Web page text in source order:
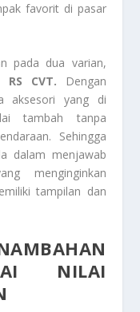
favorit di pasar
pada dua varian,
RS CVT. Dengan
aksesori yang di
tambah tanpa
Sehingga
dalam menjawab
menginginkan
tampilan dan
NILAI